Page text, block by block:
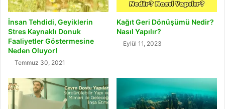
İnsan Tehdidi, Geyiklerin
Stres Kaynaklı Donuk
Faaliyetler Göstermesine
Neden Oluyor!
Temmuz 30, 2021
Kağıt Geri Dönüşümü Nedir?
Nasıl Yapılır?
Eylül 11, 2023